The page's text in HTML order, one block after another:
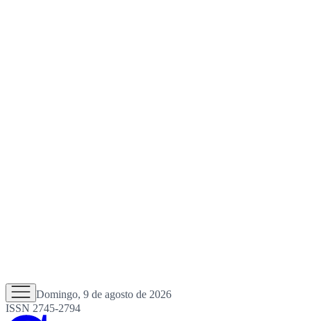
Domingo, 9 de agosto de 2026
ISSN 2745-2794